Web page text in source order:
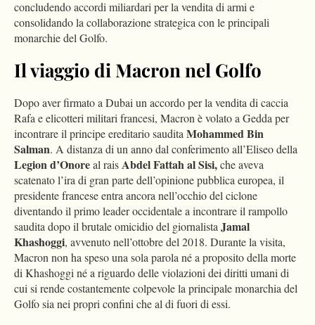
concludendo accordi miliardari per la vendita di armi e
consolidando la collaborazione strategica con le principali
monarchie del Golfo.
Il viaggio di Macron nel Golfo
Dopo aver firmato a Dubai un accordo per la vendita di caccia
Rafa e elicotteri militari francesi, Macron è volato a Gedda per
incontrare il principe ereditario sauditaMohammed Bin
Salman. A distanza di un anno dal conferimento all’Eliseo della
Legion d’Onoreal raisAbdel Fattah al Sisi,che aveva
scatenato l’ira di gran parte dell’opinione pubblica europea, il
presidente francese entra ancora nell’occhio del ciclone
diventando il primo leader occidentale a incontrare il rampollo
saudita dopo il brutale omicidio del giornalistaJamal
Khashoggi, avvenuto nell’ottobre del 2018. Durante la visita,
Macron non ha speso una sola parola né a proposito della morte
di Khashoggi né a riguardo delle violazioni dei diritti umani di
cui si rende costantemente colpevole la principale monarchia del
Golfo sia nei propri confini che al di fuori di essi.